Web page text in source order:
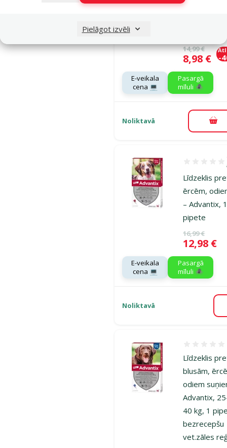
Pielāgot izvēli
odiem
Oriģinālā
14,99 €
Cena
8,98 € -
E-veikala
cena 💻
Pasargā
mīluli 🕷️
Noliktavā
Līdzeklis
ērcēm,
– Advantix,
pipete
Oriģinālā
16,99 €
Cena
12,98 €
E-veikala
cena 💻
Pasargā
mīluli 🕷️
Noliktavā
Līdzeklis
blusām,
odiem
Advantix,
40 kg, 1
bezrecepšu
vet.zāles